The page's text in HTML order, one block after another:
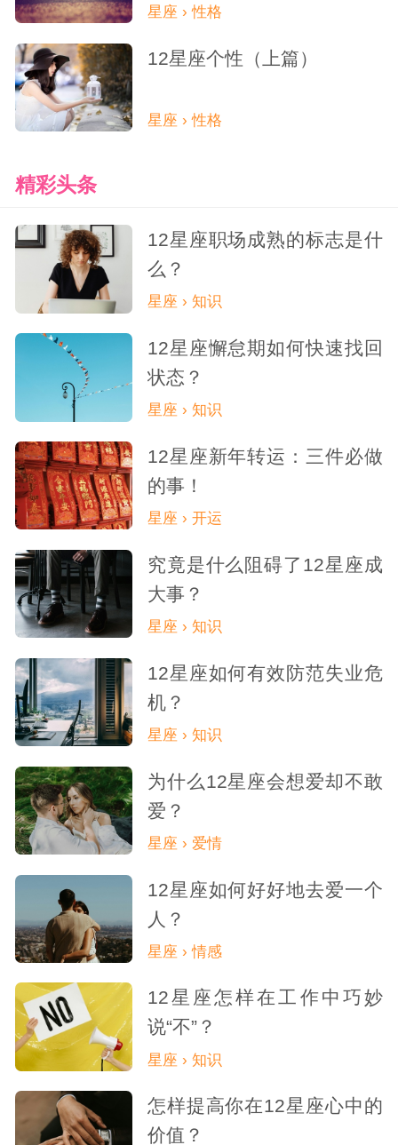
星座 › 性格
12星座个性（上篇）
星座 › 性格
精彩头条
12星座职场成熟的标志是什
么？
星座 › 知识
12星座懈怠期如何快速找回
状态？
星座 › 知识
12星座新年转运：三件必做
的事！
星座 › 开运
究竟是什么阻碍了12星座成
大事？
星座 › 知识
12星座如何有效防范失业危
机？
星座 › 知识
为什么12星座会想爱却不敢
爱？
星座 › 爱情
12星座如何好好地去爱一个
人？
星座 › 情感
12星座怎样在工作中巧妙
说“不”？
星座 › 知识
怎样提高你在12星座心中的
价值？